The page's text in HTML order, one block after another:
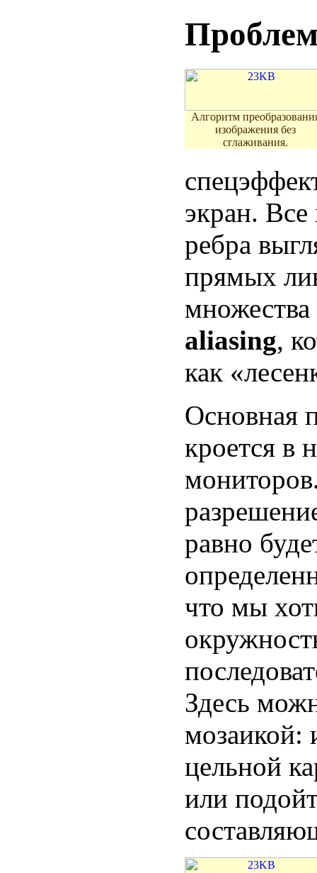
Алгоритм
изображения без
сглаживания.
экран.
ребра
прямых
aliasing,
как
Основная
кроется в
равно
что мы
Здесь
мозаикой:
цельной
или